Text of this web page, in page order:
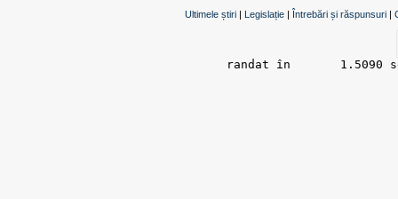
Ultimele știri | Legislație | Întrebări și răspunsuri |
randat în